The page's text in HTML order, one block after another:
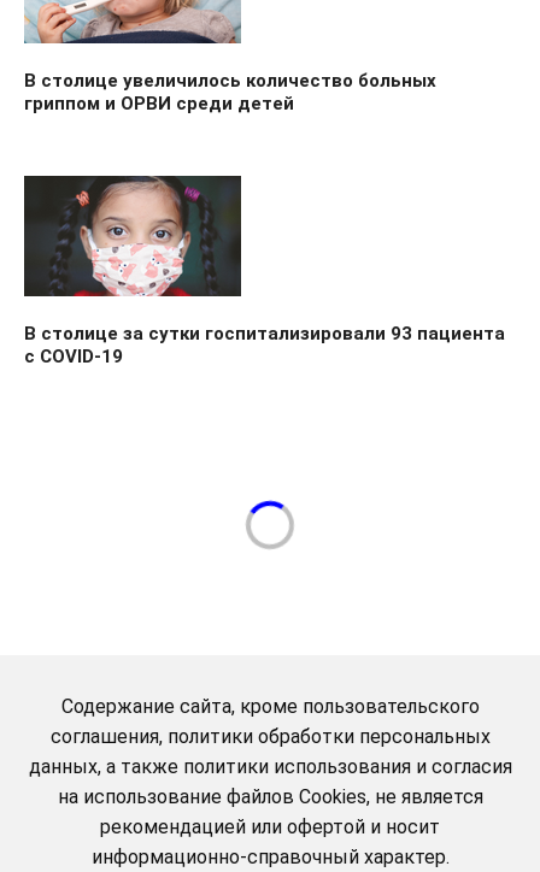
В столице увеличилось количество больных
гриппом и ОРВИ среди детей
В столице за сутки госпитализировали 93 пациента
с COVID-19
Содержание сайта, кроме пользовательского
соглашения, политики обработки персональных
данных, а также политики использования и согласия
на использование файлов Cookies, не является
рекомендацией или офертой и носит
информационно-справочный характер.